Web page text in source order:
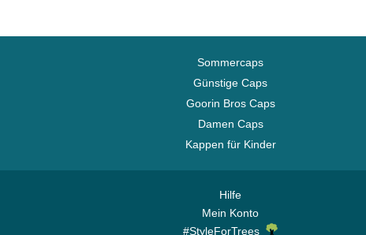
Sommercaps
Günstige Caps
Goorin Bros Caps
Damen Caps
Kappen für Kinder
Hilfe
Mein Konto
#StyleForTrees